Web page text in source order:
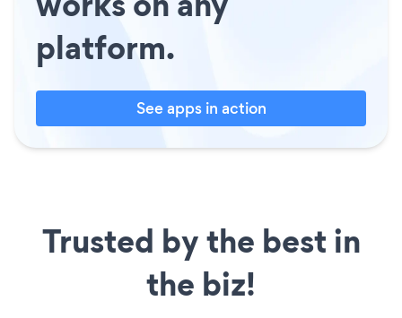
platform.
See apps in action
Trusted by the best in
the biz!